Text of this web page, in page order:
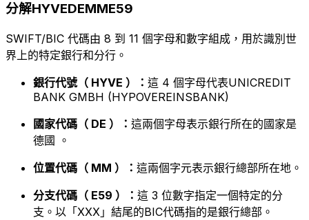
分解HYVEDEMME59
SWIFT/BIC 代碼由 8 到 11 個字母和數字組成，用於識別世
界上的特定銀行和分行。
銀行代號（ HYVE ）： 這 4 個字母代表UNICREDIT
BANK GMBH (HYPOVEREINSBANK)
國家代碼（ DE ）： 這兩個字母表示銀行所在的國家是
德國 。
位置代碼（ MM ）： 這兩個字元表示銀行總部所在地。
分支代碼（ E59 ）： 這 3 位數字指定一個特定的分
支。以「XXX」結尾的BIC代碼指的是銀行總部。